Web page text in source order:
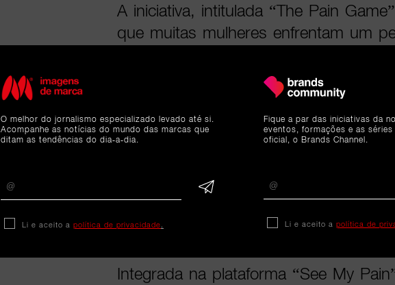
A iniciativa, intitulada “The Pain
que muitas mulheres enfrentam um
frequentemente desvalorizadas, mal
sujeitas a diagnósticos mais tardios,
Para ilustrar esta realidade, a
reais, onde cada etapa representa
até à atribuição da dor a fatores
Integrada na plataforma “See My
O melhor do jornalismo especializado levado até si.
Acompanhe as notícias do mundo das marcas que
ditam as tendências do dia-a-dia.
Li e aceito a política de privacidade
Fique a par das iniciativas da
eventos, formações e as
oficial, o Brands Channel.
Li e aceito a política de